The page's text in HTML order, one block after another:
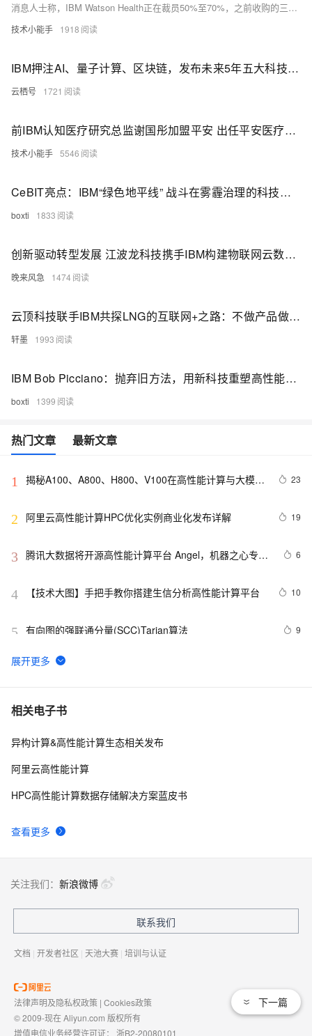
消息人士称，IBM Watson Health正在裁员50%至70%，之前收购的三家医疗科技公司的员工成为这次裁员的重灾区。同时，AI医疗行业数据不完整、隐私等问题，以及巨头之间的竞争，都给IBM Watson Health造成了压力。
技术小能手 1918
IBM押注AI、量子计算、区块链，发布未来5年五大科技预测
云栖号 1721
前IBM认知医疗研究总监谢国彤加盟平安 出任平安医疗科技研究院副院长
技术小能手 5546
CeBIT亮点：IBM“绿色地平线” 战斗在雾霾治理的科技前线
boxti 1833
创新驱动转型发展 江波龙科技携手IBM构建物联网云数据服务系统
晚来风急 1474
云顶科技联手IBM共探LNG的互联网+之路：不做产品做平台
轩墨 1993
IBM Bob Picciano：抛弃旧方法，用新科技重塑高性能计算
boxti 1399
热门文章 最新文章
1
揭秘A100、A800、H800、V100在高性能计算与大模型
23
2 阿里云高性能计算HPC优化实例商业化发布详解 19
3 腾讯大数据将开源高性能计算平台 Angel，机器之心专访
6
4 【技术大图】手把手教你搭建生信分析高性能计算平台 10
5 有向图的强联通分量(SCC)Tarjan算法 9
6
云上弹性高性能计算，支持生命科学产业高速发展、降本
7 阿里云hpc8ae服务器ECS高性能计算优化型实例性能详
8 阿里云何万青：南坡VS北坡，阿里云高性能计算行业实
相关电子书
查看更多
异构计算&高性能计算生态相关发布
阿里云高性能计算
HPC高性能计算数据存储解决方案蓝皮书
下一篇
关注我们： 新浪微博
联系我们
文档 | 开发者社区 | 天池大赛 | 培训与认证
法律声明及隐私权政策 | Cookies政策
© 2009-现在 Aliyun.com 版权所有
增值电信业务经营许可证： 浙B2-20080101